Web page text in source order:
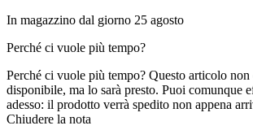
In magazzino dal giorno 25 agosto
Perché ci vuole più tempo?
Perché ci vuole più tempo? Questo articolo non
disponibile, ma lo sarà presto. Puoi comunque
adesso: il prodotto verrà spedito non appena
Chiudere la nota